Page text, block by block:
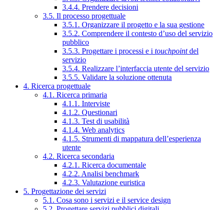
3.4.4. Prendere decisioni
3.5. Il processo progettuale
3.5.1. Organizzare il progetto e la sua gestione
3.5.2. Comprendere il contesto d’uso del servizio
pubblico
3.5.3. Progettare i processi e i touchpointdel
servizio
3.5.4. Realizzare l’interfaccia utente del servizio
3.5.5. Validare la soluzione ottenuta
4. Ricerca progettuale
4.1. Ricerca primaria
4.1.1. Interviste
4.1.2. Questionari
4.1.3. Test di usabilità
4.1.4. Web analytics
4.1.5. Strumenti di mappatura dell’esperienza
utente
4.2. Ricerca secondaria
4.2.1. Ricerca documentale
4.2.2. Analisi benchmark
4.2.3. Valutazione euristica
5. Progettazione dei servizi
5.1. Cosa sono i servizi e il service design